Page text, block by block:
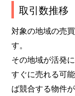
取引数推移
対象の地域の売
す。
その地域が活発
すぐに売れる可
ば競合する物件